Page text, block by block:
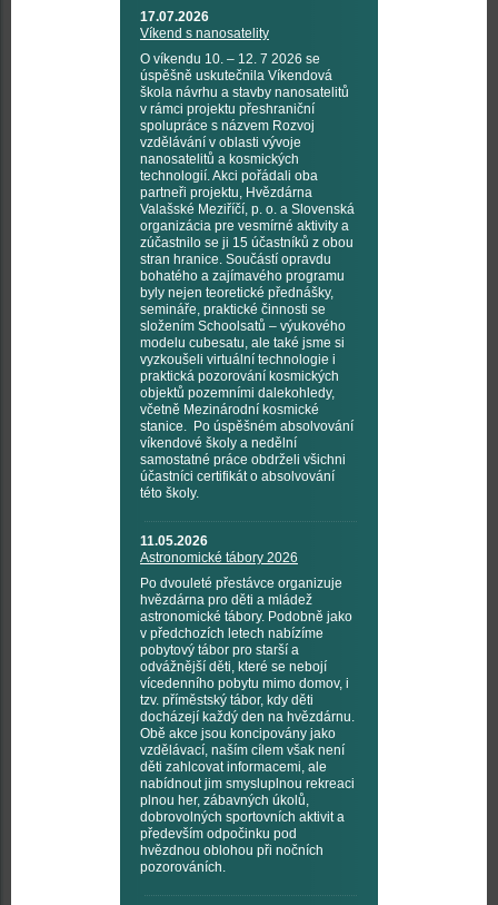
17.07.2026
Víkend s nanosatelity
O víkendu 10. – 12. 7 2026 se
úspěšně uskutečnila Víkendová
škola návrhu a stavby nanosatelitů
v rámci projektu přeshraniční
spolupráce s názvem Rozvoj
vzdělávání v oblasti vývoje
nanosatelitů a kosmických
technologií. Akci pořádali oba
partneři projektu, Hvězdárna
Valašské Meziříčí, p. o. a Slovenská
organizácia pre vesmírné aktivity a
zúčastnilo se ji 15 účastníků z obou
stran hranice. Součástí opravdu
bohatého a zajímavého programu
byly nejen teoretické přednášky,
semináře, praktické činnosti se
složením Schoolsatů – výukového
modelu cubesatu, ale také jsme si
vyzkoušeli virtuální technologie i
praktická pozorování kosmických
objektů pozemními dalekohledy,
včetně Mezinárodní kosmické
stanice. Po úspěšném absolvování
víkendové školy a nedělní
samostatné práce obdrželi všichni
účastníci certifikát o absolvování
této školy.
11.05.2026
Astronomické tábory 2026
Po dvouleté přestávce organizuje
hvězdárna pro děti a mládež
astronomické tábory. Podobně jako
v předchozích letech nabízíme
pobytový tábor pro starší a
odvážnější děti, které se nebojí
vícedenního pobytu mimo domov, i
tzv. příměstský tábor, kdy děti
docházejí každý den na hvězdárnu.
Obě akce jsou koncipovány jako
vzdělávací, naším cílem však není
děti zahlcovat informacemi, ale
nabídnout jim smysluplnou rekreaci
plnou her, zábavných úkolů,
dobrovolných sportovních aktivit a
především odpočinku pod
hvězdnou oblohou při nočních
pozorováních.